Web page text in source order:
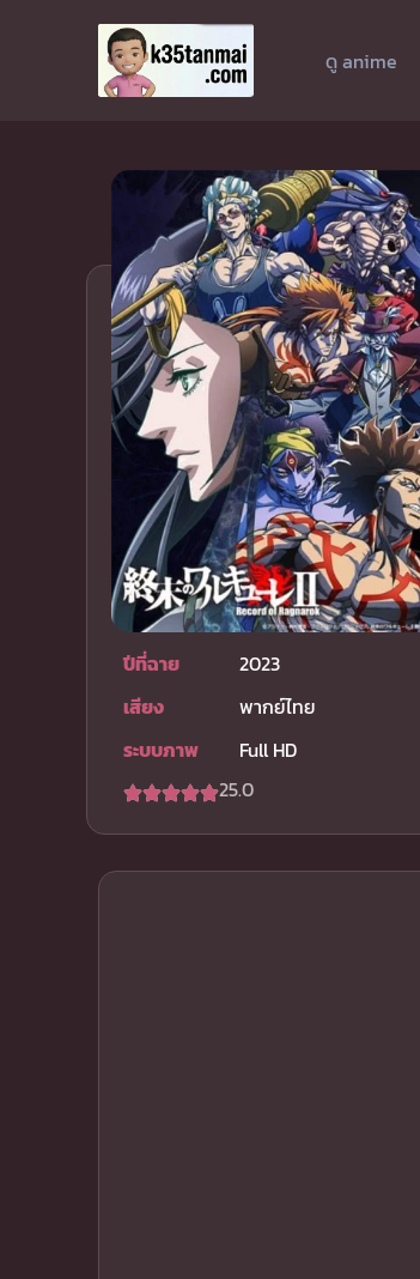
ดู anime
ปีที่ฉาย
2023
เสียง
พากย์ไทย
ระบบภาพ
Full HD
25.0